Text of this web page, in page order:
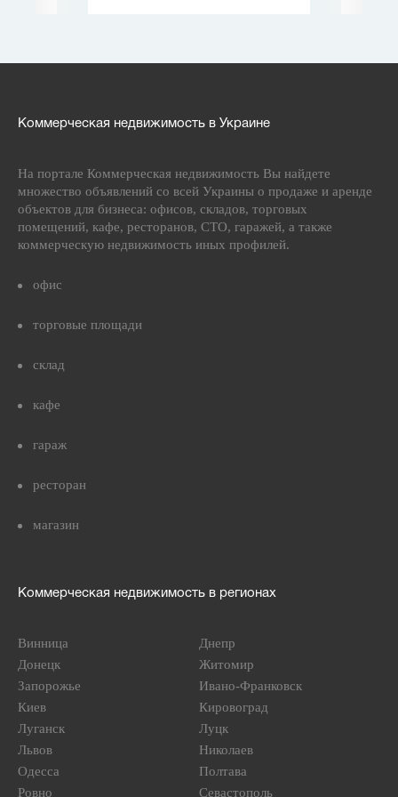
Коммерческая недвижимость в Украине
На портале Коммерческая недвижимость Вы найдете
множество объявлений со всей Украины о продаже и аренде
объектов для бизнеса: офисов, складов, торговых
помещений, кафе, ресторанов, СТО, гаражей, а также
коммерческую недвижимость иных профилей.
офис
торговые площади
склад
кафе
гараж
ресторан
магазин
Коммерческая недвижимость в регионах
Винница
Днепр
Донецк
Житомир
Запорожье
Ивано-Франковск
Киев
Кировоград
Луганск
Луцк
Львов
Николаев
Одесса
Полтава
Ровно
Севастополь